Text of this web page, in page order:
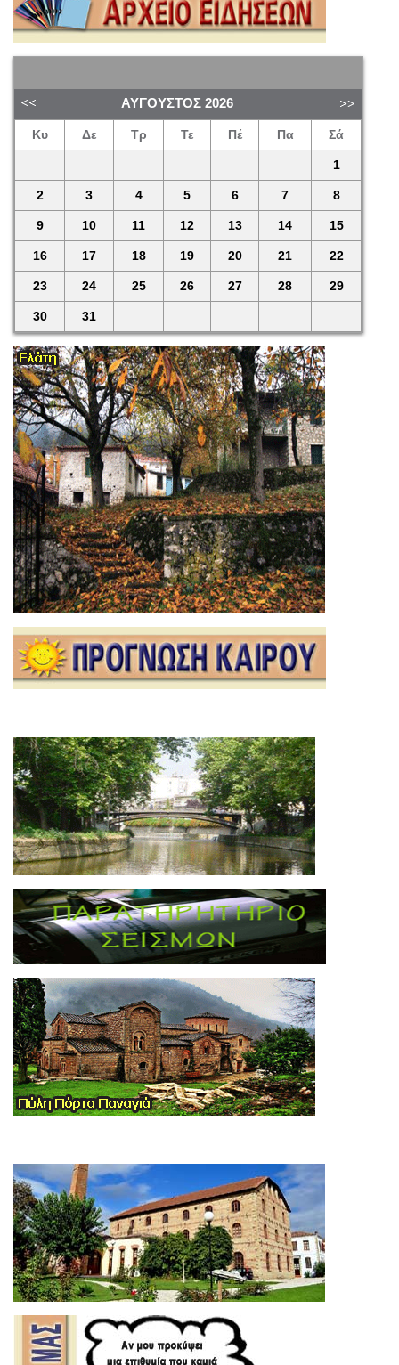
ΑΎΓΟΥΣΤΟΣ 2026
Κυ Δε Τρ Τε Πέ Πα Σά
1
2 3 4 5 6 7 8
9 10 11 12 13 14 15
16 17 18 19 20 21 22
23 24 25 26 27 28 29
30 31